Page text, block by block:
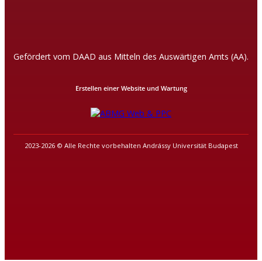
Gefördert vom DAAD aus Mitteln des Auswärtigen Amts (AA).
2023-2026 © Alle Rechte vorbehalten Andrássy Universität Budapest
Erstellen einer Website und Wartung